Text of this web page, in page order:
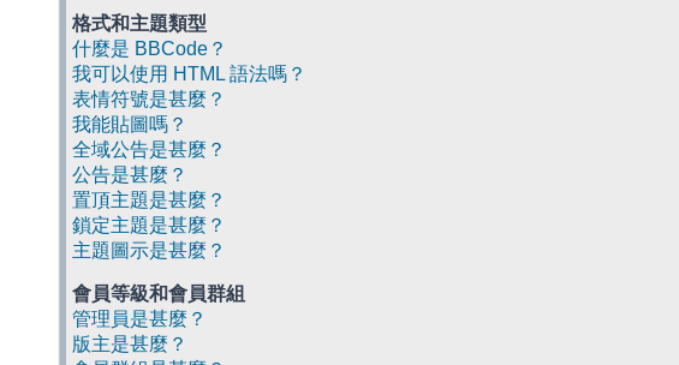
格式和主題類型
什麼是 BBCode？
我可以使用 HTML 語法嗎？
表情符號是甚麼？
我能貼圖嗎？
全域公告是甚麼？
公告是甚麼？
置頂主題是甚麼？
鎖定主題是甚麼？
主題圖示是甚麼？
會員等級和會員群組
管理員是甚麼？
版主是甚麼？